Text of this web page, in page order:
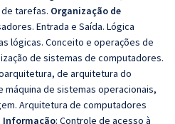
tarefas. Organização de
Entrada e Saída. Lógica
lógicas. Conceito e operações de
de sistemas de computadores.
de arquitetura do
máquina de sistemas operacionais,
Arquitetura de computadores
Informação: Controle de acesso à